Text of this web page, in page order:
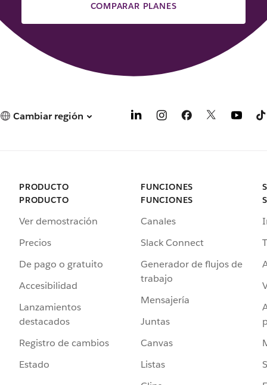
COMPARAR PLANES
Cambiar región
PRODUCTO
PRODUCTO
Ver demostración
Precios
De pago o gratuito
Accesibilidad
Lanzamientos
destacados
Registro de cambios
Estado
FUNCIONES
FUNCIONES
Canales
Slack Connect
Generador de flujos de
trabajo
Mensajería
Juntas
Canvas
Listas